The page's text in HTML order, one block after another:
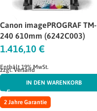
Canon imagePROGRAF TM-
240 610mm (6242C003)
1.416,10 €
Enthält 19% MwSt.
zzgl.Versand
IN DEN WARENKORB
2 Jahre Garantie